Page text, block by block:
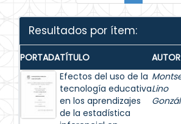
Resultados por ítem:
PORTADATÍTULO
Efectos del uso de la
tecnología educativa
en los aprendizajes
de la estadística
Lino